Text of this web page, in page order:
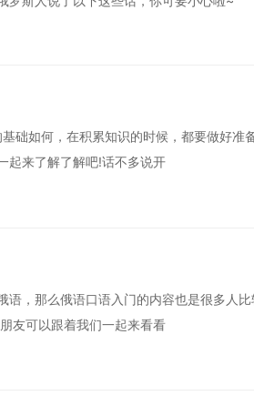
础如何，在积累知识的时候，都要做好准备
起来了解了解吧!话不多说开
语，那么俄语口语入门的内容也是很多人比
友可以跟着我们一起来看看